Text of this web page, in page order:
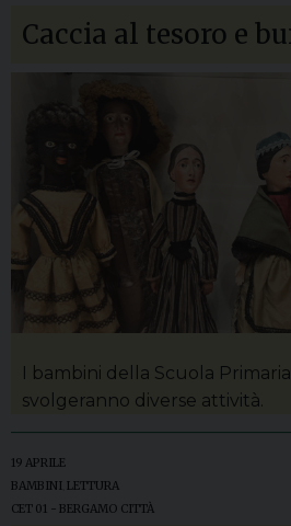
Caccia al tesoro e
I bambini della Scuola
svolgeranno diverse attività.
19 APRILE
BAMBINI LETTURA
CET 01 - BERGAMO CITTÀ